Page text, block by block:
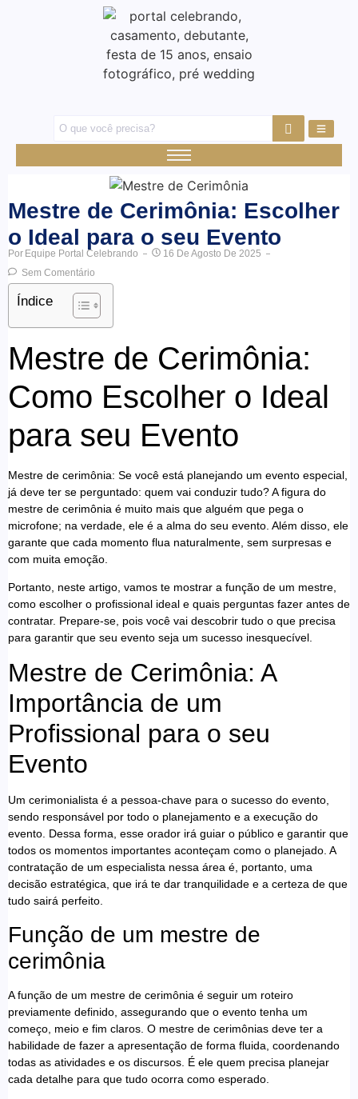
Mestre de Cerimônia: Escolher
o Ideal para o seu Evento
Por Equipe Portal Celebrando
16 De Agosto De 2025
Sem Comentário
Índice
Mestre de Cerimônia:
Como Escolher o Ideal
para seu Evento
Mestre de cerimônia: Se você está planejando um evento especial,
já deve ter se perguntado: quem vai conduzir tudo? A figura do
mestre de cerimônia é muito mais que alguém que pega o
microfone; na verdade, ele é a alma do seu evento. Além disso, ele
garante que cada momento flua naturalmente, sem surpresas e
com muita emoção.
Portanto, neste artigo, vamos te mostrar a função de um mestre,
como escolher o profissional ideal e quais perguntas fazer antes de
contratar. Prepare-se, pois você vai descobrir tudo o que precisa
para garantir que seu evento seja um sucesso inesquecível.
Mestre de Cerimônia: A
Importância de um
Profissional para o seu
Evento
Um cerimonialista é a pessoa-chave para o sucesso do evento,
sendo responsável por todo o planejamento e a execução do
evento. Dessa forma, esse orador irá guiar o público e garantir que
todos os momentos importantes aconteçam como o planejado. A
contratação de um especialista nessa área é, portanto, uma
decisão estratégica, que irá te dar tranquilidade e a certeza de que
tudo sairá perfeito.
Função de um mestre de
cerimônia
A função de um mestre de cerimônia é seguir um roteiro
previamente definido, assegurando que o evento tenha um
começo, meio e fim claros. O mestre de cerimônias deve ter a
habilidade de fazer a apresentação de forma fluida, coordenando
todas as atividades e os discursos. É ele quem precisa planejar
cada detalhe para que tudo ocorra como esperado.